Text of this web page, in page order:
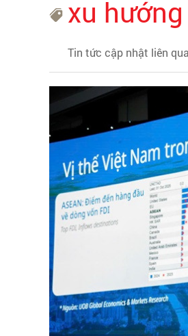
xu
Tin tức cập nhật liên